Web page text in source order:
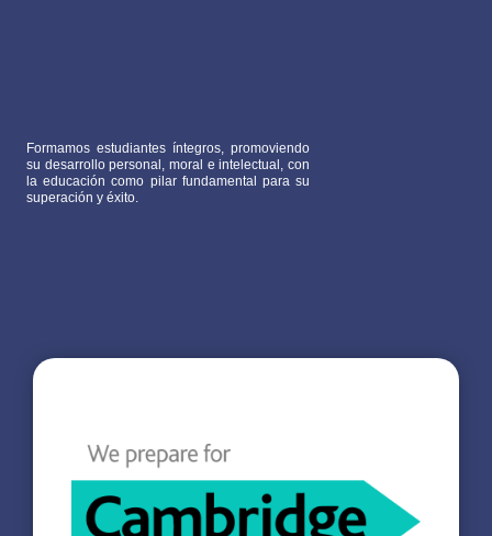
Formamos estudiantes íntegros, promoviendo
su desarrollo personal, moral e intelectual, con
la educación como pilar fundamental para su
superación y éxito.